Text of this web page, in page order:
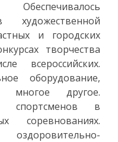
художественной
и городских
творчества
всероссийских.
оборудование,
другое.
спортсменов в
соревнованиях.